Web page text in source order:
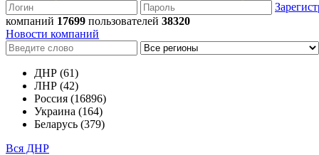
компаний 17699 пользователей 38320
Новости компаний
ДНР (61)
ЛНР (42)
Россия (16896)
Украина (164)
Беларусь (379)
Вся ДНР